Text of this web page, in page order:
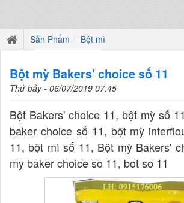
Sản Phẩm Bột mì
Bột mỳ Bakers' choice số 11
Thứ bảy - 06/07/2019 07:45
Bột Bakers' choice 11, bột mỳ số
baker choice số 11, bột mỳ
11, bột mì số 11, Bột mỳ Bakers'
my baker choice so 11, bot so 11